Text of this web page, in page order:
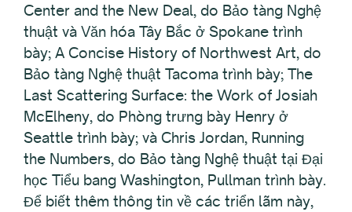
Center and the New Deal, do Bảo tàng Nghệ
thuật và Văn hóa Tây Bắc ở Spokane trình
bày; A Concise History of Northwest Art, do
Bảo tàng Nghệ thuật Tacoma trình bày; The
Last Scattering Surface: the Work of Josiah
McElheny, do Phòng trưng bày Henry ở
Seattle trình bày; và Chris Jordan, Running
the Numbers, do Bảo tàng Nghệ thuật tại Đại
học Tiểu bang Washington, Pullman trình bày.
Để biết thêm thông tin về các triển lãm này,